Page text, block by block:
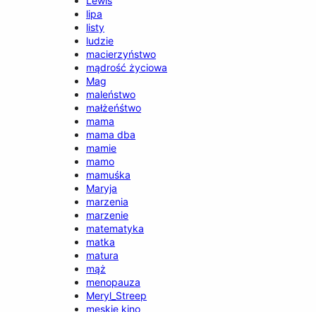
lipa
listy
ludzie
macierzyństwo
mądrość życiowa
Mag
maleństwo
małżeńśtwo
mama
mama dba
mamie
mamo
mamuśka
Maryja
marzenia
marzenie
matematyka
matka
matura
mąż
menopauza
Meryl_Streep
męskie kino